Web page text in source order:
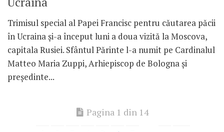
Trimisul special al Papei Francisc pentru căutarea păcii
în Ucraina și-a început luni a doua vizită la Moscova,
capitala Rusiei. Sfântul Părinte l-a numit pe Cardinalul
Matteo Maria Zuppi, Arhiepiscop de Bologna și
președinte...
Pagina 1 din 14